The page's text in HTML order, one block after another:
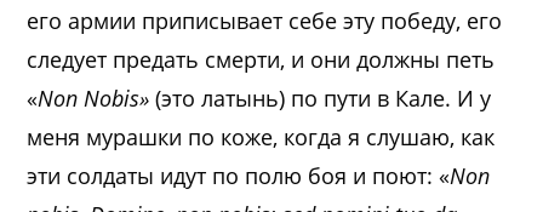
его армии приписывает себе эту победу, его
следует предать смерти, и они должны петь
«Non Nobis» (это латынь) по пути в Кале. И у
меня мурашки по коже, когда я слушаю, как
эти солдаты идут по полю боя и поют: «Non